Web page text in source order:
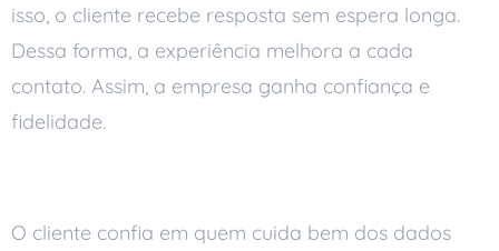
isso, o cliente recebe resposta sem espera longa.
Dessa forma, a experiência melhora a cada
contato. Assim, a empresa ganha confiança e
fidelidade.
O cliente confia em quem cuida bem dos dados